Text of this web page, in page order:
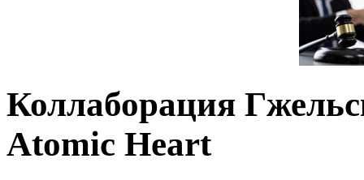
Коллаборация
Atomic Heart